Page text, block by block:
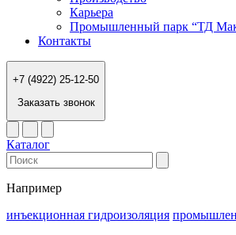
Карьера
Промышленный парк “ТД
Контакты
+7 (4922) 25-12-50
Заказать звонок
Каталог
Например
инъекционная гидроизоляция